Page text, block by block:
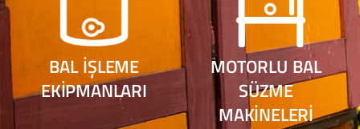
MOTORLU BAL
SÜZME
MAKINELERI
BAL İŞLEME
EKIPMANLARI